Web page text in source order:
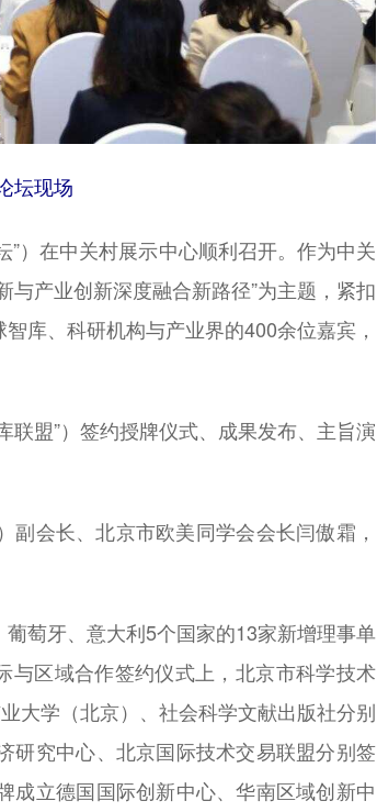
坛现场
）在中关村展示中心顺利召开。作为中关
产业创新深度融合新路径”为主题，紧扣
库、科研机构与产业界的400余位嘉宾，
盟”）签约授牌仪式、成果发布、主旨演
会长、北京市欧美同学会会长闫傲霜，
萄牙、意大利5个国家的13家新增理事单
与区域合作签约仪式上，北京市科学技术
大学（北京）、社会科学文献出版社分别
研究中心、北京国际技术交易联盟分别签
成立德国国际创新中心、华南区域创新中